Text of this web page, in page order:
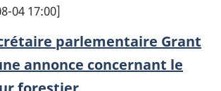
04 17:00
parlementaire Grant
annonce concernant le